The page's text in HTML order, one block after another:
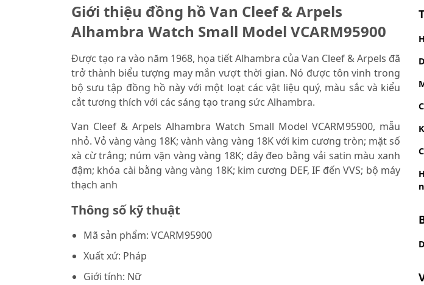
Giới thiệu đồng hồ Van Cleef & Arpels
Alhambra Watch Small Model VCARM95900
Được tạo ra vào năm 1968, họa tiết Alhambra của Van Cleef & Arpels đã
trở thành biểu tượng may mắn vượt thời gian. Nó được tôn vinh trong
bộ sưu tập đồng hồ này với một loạt các vật liệu quý, màu sắc và kiểu
cắt tương thích với các sáng tạo trang sức Alhambra.
Van Cleef & Arpels Alhambra Watch Small Model VCARM95900, mẫu
nhỏ. Vỏ vàng vàng 18K; vành vàng vàng 18K với kim cương tròn; mặt số
xà cừ trắng; núm vặn vàng vàng 18K; dây đeo bằng vải satin màu xanh
đậm; khóa cài bằng vàng vàng 18K; kim cương DEF, IF đến VVS; bộ máy
thạch anh
Thông số kỹ thuật
Mã sản phẩm: VCARM95900
Xuất xứ: Pháp
Giới tính: Nữ